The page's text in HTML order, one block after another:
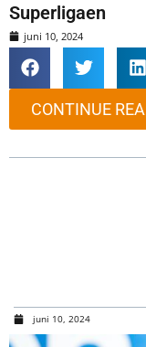
Superligaen
juni 10, 2024
CONTINUE
juni 10, 2024